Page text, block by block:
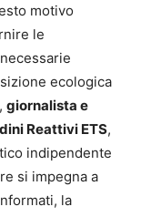
motivo
le
ecologica
, giornalista e
Reattivi ETS,
indipendente
si impegna a
la